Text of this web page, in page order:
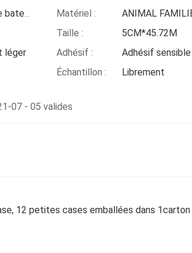
bâton sur le produit maritime, comme le bateau, bateau, bouée de sauvetage, poteau de neige Matériel :
ANIMAL
Taille : 5CM*45.72M
léger Adhésif :
Adhésif
Échantillon :
Librement
07 - 05 valides
12 petites cases emballées dans 1carton